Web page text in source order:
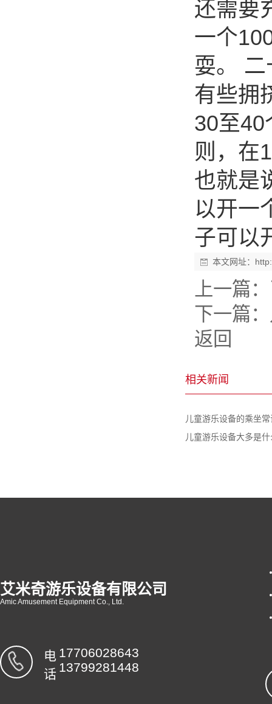
还需要
一个
耍。
有些拥
30至40
则，在
也就是
以开一
子可以
本文网址：
上一篇
下一篇：
返回
相关新闻
儿童游乐设备的乘坐常
儿童游乐设备大多是
艾米奇游乐设备有限公司
Amic Amusement Equipment Co., Ltd.
电
话
17706028643
13799281448